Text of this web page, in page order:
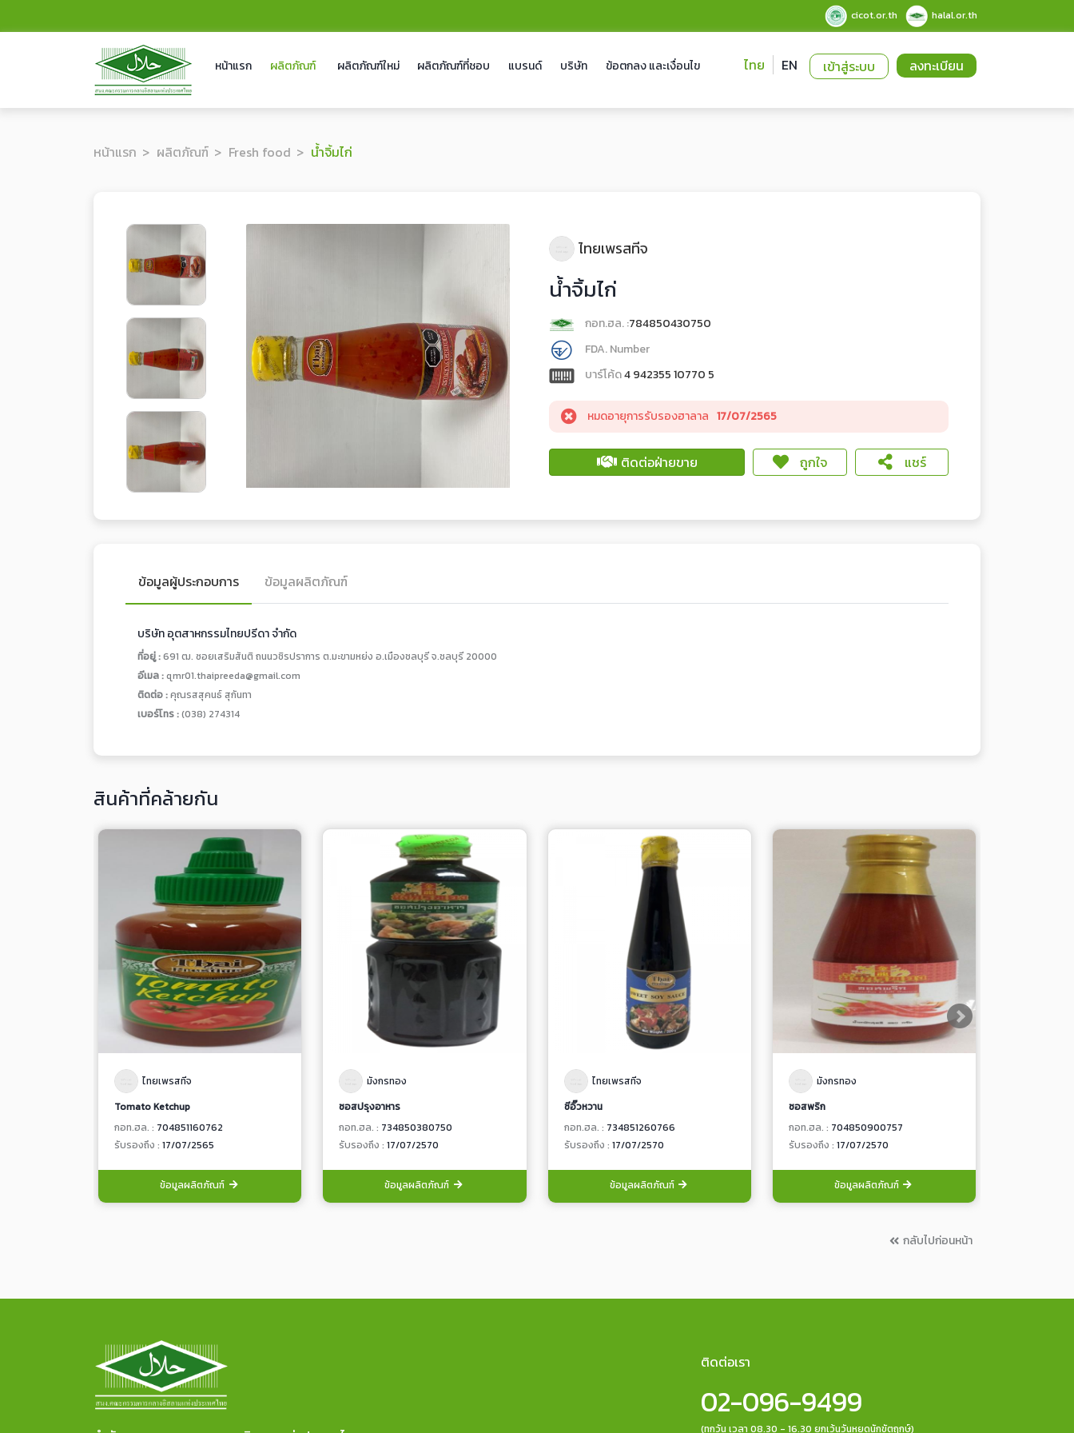
cicot.or.th halal.or.th
หน้าแรก ผลิตภัณฑ์ ผลิตภัณฑ์ใหม่ ผลิตภัณฑ์ที่ชอบ แบรนด์ บริษัท ข้อตกลง และเงื่อนไข เข้าสู่ระบบ ลงทะเบียน
ไทย EN
หน้าแรก ผลิตภัณฑ์ Fresh food น้ำจิ้มไก่
ไทยเพรสทีจ
น้ำจิ้มไก่
กอท.ฮล. :784850430750
FDA. Number
บาร์โค้ด4 942355 10770 5
หมดอายุการรับรองฮาลาล 17/07/2565
ติดต่อฝ่ายขาย ถูกใจ แชร์
ข้อมูลผู้ประกอบการ ข้อมูลผลิตภัณฑ์
บริษัท อุตสาหกรรมไทยปรีดา จำกัด
ที่อยู่ :691 ฒ. ซอยเสริมสันติ ถนนวชิรปราการ ต.มะขามหย่ง อ.เมืองชลบุรี จ.ชลบุรี 20000
อีเมล :qmr01.thaipreeda@gmail.com
ติดต่อ :คุณรสสุคนธ์ สุกันทา
เบอร์โทร :(038) 274314
สินค้าที่คล้ายกัน
ไทยเพรสทีจ
Tomato Ketchup
กอท.ฮล. : 704851160762
รับรองถึง : 17/07/2565
ข้อมูลผลิตภัณฑ์
มังกรทอง
ซอสปรุงอาหาร
กอท.ฮล. : 734850380750
รับรองถึง :17/07/2570
ข้อมูลผลิตภัณฑ์
ไทยเพรสทีจ
ซีอิ๊วหวาน
กอท.ฮล. : 734851260766
รับรองถึง : 17/07/2570
ข้อมูลผลิตภัณฑ์
มังกรทอง
ซอสพริก
กอท.ฮล. : 704850900757
รับรองถึง : 17/07/2570
ข้อมูลผลิตภัณฑ์
กลับไปก่อนหน้า
ติดต่อเรา
02-096-9499
(ทุกวัน เวลา 08.30 - 16.30 ยกเว้นวันหยุดนักขัตฤกษ์)